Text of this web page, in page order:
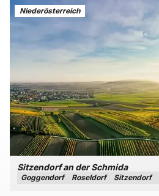
Niederösterreich
Sitzendorf an der Schmida
Goggendorf Roseldorf Sitzendorf